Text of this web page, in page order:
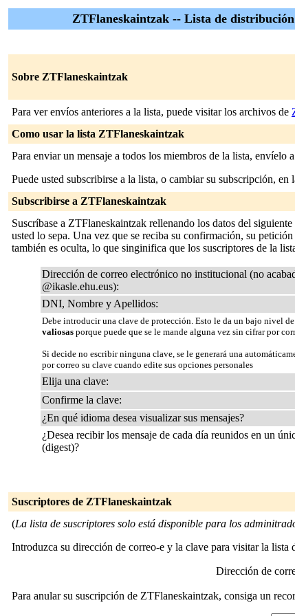
ZTFlaneskaintzak -- Lista de distribución
Sobre ZTFlaneskaintzak
Para ver envíos anteriores a la lista, puede visitar los archivos de
Como usar la lista ZTFlaneskaintzak
Para enviar un mensaje a todos los miembros de la lista, envíelo
Puede usted subscribirse a la lista, o cambiar su subscripción, en
Subscribirse a ZTFlaneskaintzak
Suscríbase a ZTFlaneskaintzak rellenando los datos del
usted lo sepa. Una vez que se reciba su confirmación, su
también es oculta, lo que singinifica que los suscriptores de la
Dirección de correo electrónico no institucional (no
@ikasle.ehu.eus):
DNI, Nombre y Apellidos:
Debe introducir una clave de protección. Esto le da un bajo nivel
valiosas porque puede que se le mande alguna vez sin cifrar por
Si decide no escribir ninguna clave, se le generará una
por correo su clave cuando edite sus opciones personales
Elija una clave:
Confirme la clave:
¿En qué idioma desea visualizar sus mensajes?
¿Desea recibir los mensaje de cada día reunidos en un
(digest)?
Suscriptores de ZTFlaneskaintzak
(La lista de suscriptores solo está disponible para los
Introduzca su dirección de correo-e y la clave para visitar la lista
Dirección de
Para anular su suscripción de ZTFlaneskaintzak, consiga un